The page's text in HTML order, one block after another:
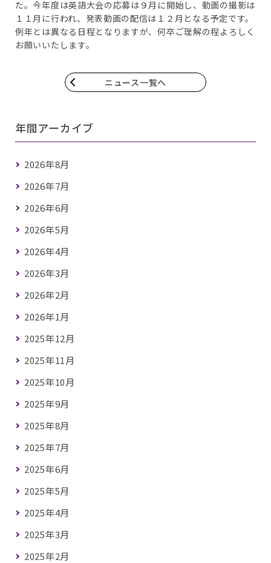
た。今年度は英語大会の応募は９月に開始し、動画の撮影は
１１月に行われ、発表動画の配信は１２月となる予定です。
例年とは異なる日程となりますが、何卒ご理解の程よろしく
お願いいたします。
ニュース一覧へ
年間アーカイブ
2026年8月
2026年7月
2026年6月
2026年5月
2026年4月
2026年3月
2026年2月
2026年1月
2025年12月
2025年11月
2025年10月
2025年9月
2025年8月
2025年7月
2025年6月
2025年5月
2025年4月
2025年3月
2025年2月